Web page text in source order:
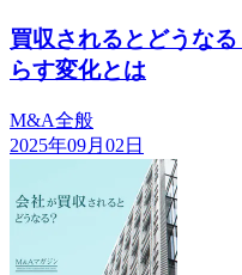
買収されるとどうな
らす変化とは
M&A全般
2025年09月02日